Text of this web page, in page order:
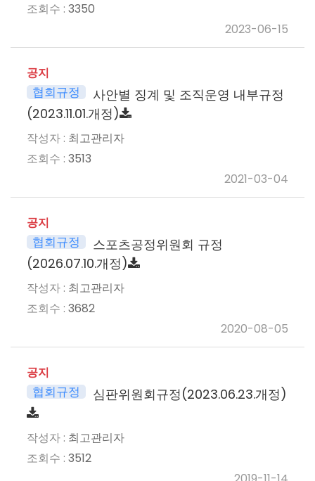
3350
2023-06-15
공지
협회규정
사안별 징계 및 조직운영 내부규정
(2023.11.01.개정)
최고관리자
3513
2021-03-04
공지
협회규정
스포츠공정위원회 규정
(2026.07.10.개정)
최고관리자
3682
2020-08-05
공지
협회규정 심판위원회규정(2023.06.23.개정)
최고관리자
3512